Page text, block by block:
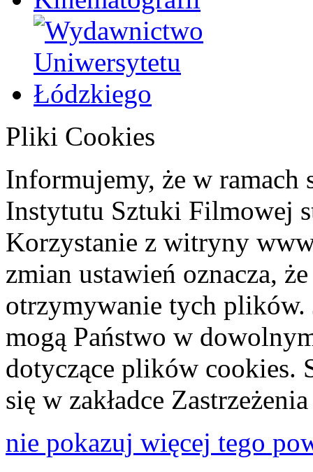
Pliki Cookies
Informujemy, że w ramach
Instytutu Sztuki Filmowej
Korzystanie z witryny
zmian ustawień oznacza,
otrzymywanie tych plików.
mogą Państwo w
dotyczące plików cookies.
się w zakładce
nie pokazuj więcej tego